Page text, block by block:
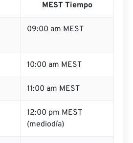
MEST Tiempo
09:00 am MEST
10:00 am MEST
11:00 am MEST
12:00 pm MEST
(mediodía)